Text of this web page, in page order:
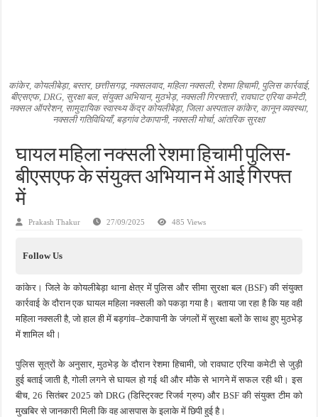
जन सहयोग और पूर्व सैनिकों ने चलाया दूध नदी स्वच्छता अभियान, भारी मात्रा में कचरा हटाया
अंतरराष्ट्रीय जैव विविधता दिवस पर पर्यावरण संरक्षण का संदेश, कांकेर में जागरूकता कार्यक्रम
चिल्ड्रन्स पार्क के जीर्णोद्धार के लिए आगे आई ‘जन सहयोग’, स्वच्छता अभियान से बदली तस्वीर
कांकेर, कोयलीबेड़ा, बस्तर, छत्तीसगढ़, नक्सलवाद, महिला नक्सली, रेशमा हिचामी, पुलिस कार्रवाई,
बीएसएफ, DRG, सुरक्षा बल, संयुक्त अभियान, मुठभेड़, नक्सली गिरफ्तारी, रावघाट एरिया कमेटी,
नक्सल ऑपरेशन, सामुदायिक स्वास्थ्य केंद्र कोयलीबेड़ा, जिला अस्पताल कांकेर, कानून व्यवस्था,
नक्सली गतिविधियाँ, बड़गांव टेकापानी, नक्सली मोर्चा, आंतरिक सुरक्षा
घायल महिला नक्सली रेशमा हिचामी पुलिस-
बीएसएफ के संयुक्त अभियान में आई गिरफ्त
में
Prakash Thakur 27/09/2025 485 Views
Follow Us
कांकेर। जिले के कोयलीबेड़ा थाना क्षेत्र में पुलिस और सीमा सुरक्षा बल (BSF) की संयुक्त
कार्रवाई के दौरान एक घायल महिला नक्सली को पकड़ा गया है। बताया जा रहा है कि यह वही
महिला नक्सली है, जो हाल ही में बड़गांव–टेकापानी के जंगलों में सुरक्षा बलों के साथ हुए मुठभेड़
में शामिल थी।
पुलिस सूत्रों के अनुसार, मुठभेड़ के दौरान रेशमा हिचामी, जो रावघाट एरिया कमेटी से जुड़ी
हुई बताई जाती है, गोली लगने से घायल हो गई थी और मौके से भागने में सफल रही थी। इस
बीच, 26 सितंबर 2025 को DRG (डिस्ट्रिक्ट रिजर्व ग्रुप) और BSF की संयुक्त टीम को
मुखबिर से जानकारी मिली कि वह आसपास के इलाके में छिपी हुई है।